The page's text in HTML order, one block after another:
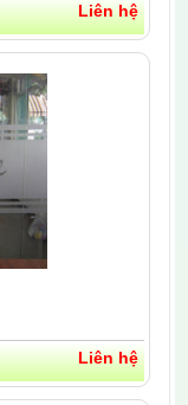
Liên hệ
Liên hệ